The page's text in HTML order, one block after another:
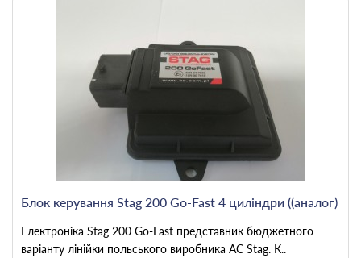
Блок керування Stag 200 Go-Fast 4 циліндри ((аналог)
Електроніка Stag 200 Go-Fast представник бюджетного
варіанту лінійки польського виробника AC Stag. К..